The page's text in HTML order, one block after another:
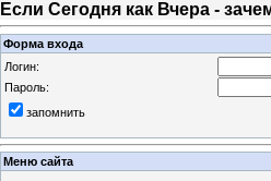
Если Сегодня как Вчера -
Форма входа
Логин:
Пароль:
запомнить
Меню сайта